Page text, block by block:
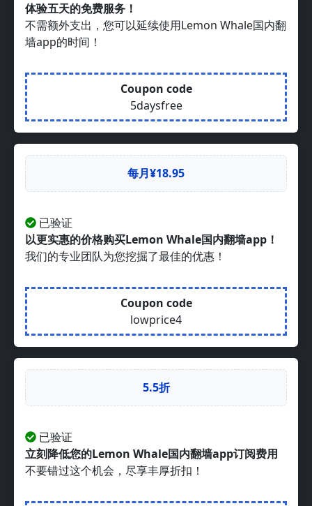
体验五天的免费服务！
不需额外支出，您可以延续使用Lemon Whale国内翻
墙app的时间！
Coupon code
5daysfree
每月¥18.95
已验证
以更实惠的价格购买Lemon Whale国内翻墙app！
我们的专业团队为您挖掘了最佳的优惠！
Coupon code
lowprice4
5.5折
已验证
立刻降低您的Lemon Whale国内翻墙app订阅费用
不要错过这个机会，尽享丰厚折扣！